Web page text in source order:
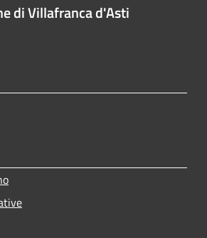
di Villafranca d'Asti